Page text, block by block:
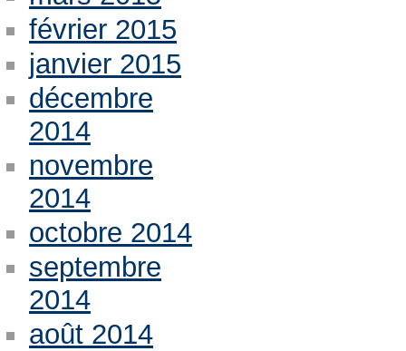
février 2015
janvier 2015
décembre
2014
novembre
2014
octobre 2014
septembre
2014
août 2014